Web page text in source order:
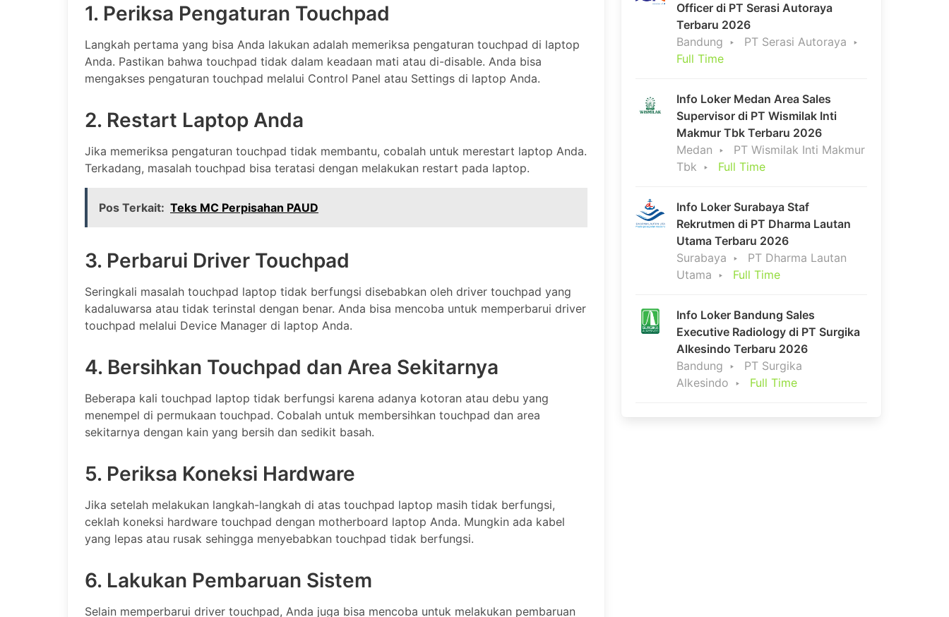
1. Periksa Pengaturan Touchpad
Langkah pertama yang bisa Anda lakukan adalah memeriksa pengaturan touchpad di laptop
Anda. Pastikan bahwa touchpad tidak dalam keadaan mati atau di-disable. Anda bisa
mengakses pengaturan touchpad melalui Control Panel atau Settings di laptop Anda.
2. Restart Laptop Anda
Jika memeriksa pengaturan touchpad tidak membantu, cobalah untuk merestart laptop Anda.
Terkadang, masalah touchpad bisa teratasi dengan melakukan restart pada laptop.
Pos Terkait: Teks MC Perpisahan PAUD
3. Perbarui Driver Touchpad
Seringkali masalah touchpad laptop tidak berfungsi disebabkan oleh driver touchpad yang
kadaluwarsa atau tidak terinstal dengan benar. Anda bisa mencoba untuk memperbarui driver
touchpad melalui Device Manager di laptop Anda.
4. Bersihkan Touchpad dan Area Sekitarnya
Beberapa kali touchpad laptop tidak berfungsi karena adanya kotoran atau debu yang
menempel di permukaan touchpad. Cobalah untuk membersihkan touchpad dan area
sekitarnya dengan kain yang bersih dan sedikit basah.
5. Periksa Koneksi Hardware
Jika setelah melakukan langkah-langkah di atas touchpad laptop masih tidak berfungsi,
ceklah koneksi hardware touchpad dengan motherboard laptop Anda. Mungkin ada kabel
yang lepas atau rusak sehingga menyebabkan touchpad tidak berfungsi.
6. Lakukan Pembaruan Sistem
Selain memperbarui driver touchpad, Anda juga bisa mencoba untuk melakukan pembaruan
Officer di PT Serasi Autoraya
Terbaru 2026
Bandung
PT Serasi Autoraya
Full Time
Info Loker Medan Area Sales
Supervisor di PT Wismilak Inti
Makmur Tbk Terbaru 2026
Medan
PT Wismilak Inti Makmur
Tbk
Full Time
Info Loker Surabaya Staf
Rekrutmen di PT Dharma Lautan
Utama Terbaru 2026
Surabaya
PT Dharma Lautan
Utama
Full Time
Info Loker Bandung Sales
Executive Radiology di PT Surgika
Alkesindo Terbaru 2026
Bandung
PT Surgika
Alkesindo
Full Time